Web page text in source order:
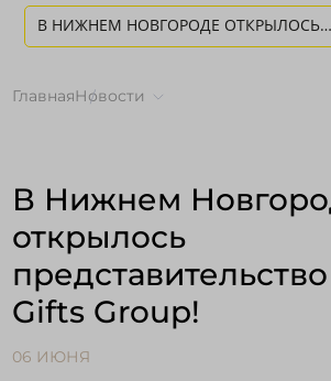
В НИЖНЕМ НОВГОРОДЕ ОТКРЫЛОСЬ
HAPPY GIFTS
ГлавнаяНовости
В Нижнем
открылось
Gifts Group!
06 ИЮНЯ
Вход
Запомнить меня